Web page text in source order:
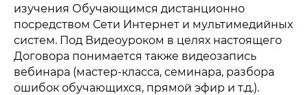
изучения Обучающимся дистанционно
посредством Сети Интернет и мультимедийных
систем. Под Видеоуроком в целях настоящего
Договора понимается также видеозапись
вебинара (мастер-класса, семинара, разбора
ошибок обучающихся, прямой эфир и т.д.).